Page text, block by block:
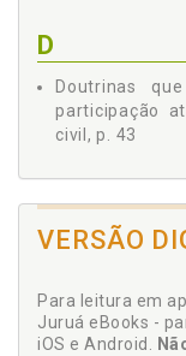
D
Doutrinas
participação
civil, p. 43
Erro médico.
Erro médico:
VERSÃO
Para leitura em
Juruá eBooks -
iOS e Android.